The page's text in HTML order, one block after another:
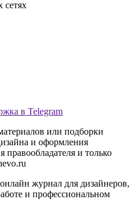
сетях
в Telegram
или подборки
и оформления
правообладателя и только
журнал для дизайнеров,
и профессиональном